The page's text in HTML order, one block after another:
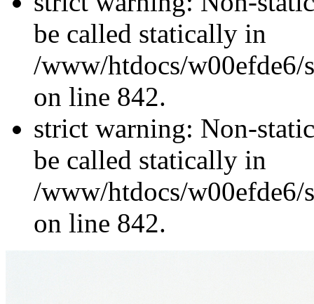
be called statically in
/www/htdocs/w00efde6/
on line 842.
strict warning: Non-
be called statically in
/www/htdocs/w00efde6/
on line 842.